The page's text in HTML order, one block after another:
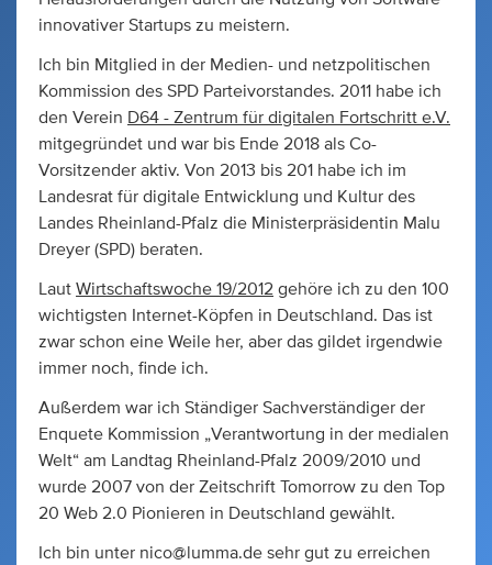
innovativer Startups zu meistern.
Ich bin Mitglied in der Medien- und netzpolitischen
Kommission des SPD Parteivorstandes. 2011 habe ich
den Verein D64 - Zentrum für digitalen Fortschritt e.V.
mitgegründet und war bis Ende 2018 als Co-
Vorsitzender aktiv. Von 2013 bis 201 habe ich im
Landesrat für digitale Entwicklung und Kultur des
Landes Rheinland-Pfalz die Ministerpräsidentin Malu
Dreyer (SPD) beraten.
Laut Wirtschaftswoche 19/2012 gehöre ich zu den 100
wichtigsten Internet-Köpfen in Deutschland. Das ist
zwar schon eine Weile her, aber das gildet irgendwie
immer noch, finde ich.
Außerdem war ich Ständiger Sachverständiger der
Enquete Kommission „Verantwortung in der medialen
Welt“ am Landtag Rheinland-Pfalz 2009/2010 und
wurde 2007 von der Zeitschrift Tomorrow zu den Top
20 Web 2.0 Pionieren in Deutschland gewählt.
Ich bin unter nico@lumma.de sehr gut zu erreichen